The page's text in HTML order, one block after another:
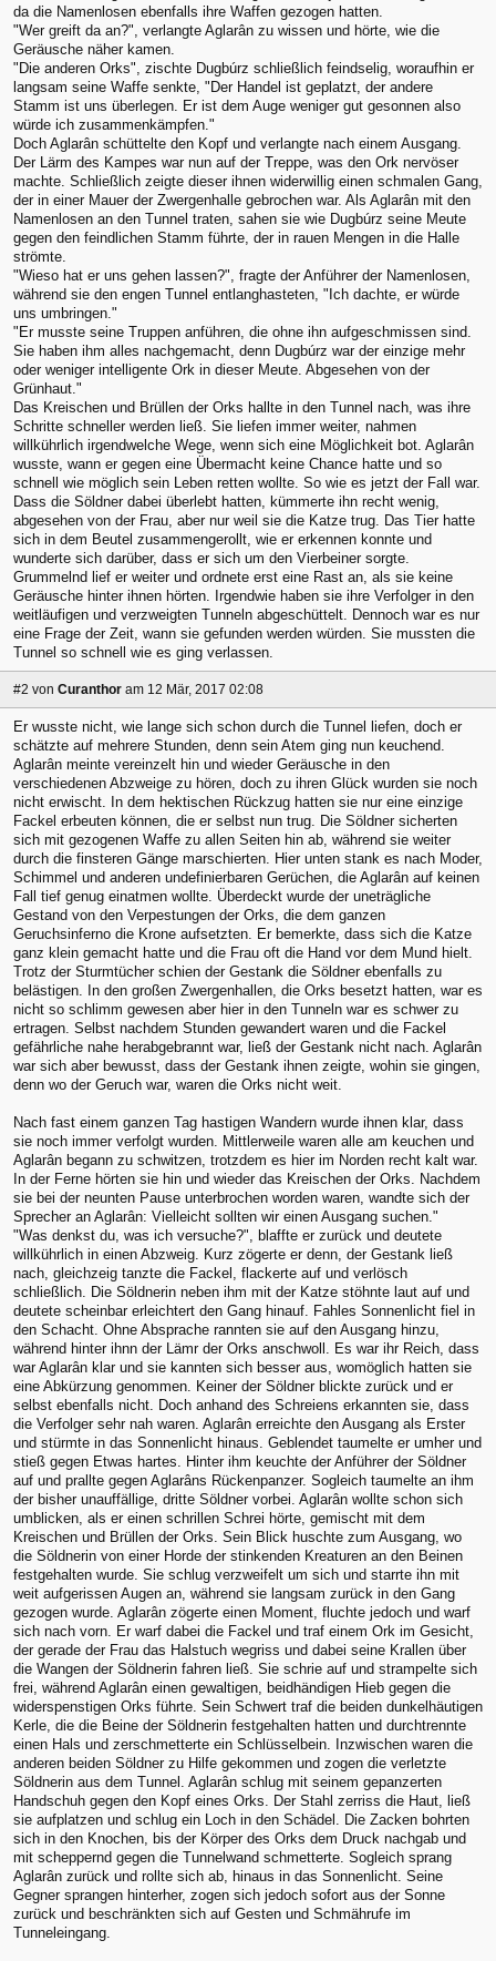
da die Namenlosen ebenfalls ihre Waffen gezogen hatten.
"Wer greift da an?", verlangte Aglarân zu wissen und hörte, wie die
Geräusche näher kamen.
"Die anderen Orks", zischte Dugbúrz schließlich feindselig, woraufhin er
langsam seine Waffe senkte, "Der Handel ist geplatzt, der andere
Stamm ist uns überlegen. Er ist dem Auge weniger gut gesonnen also
würde ich zusammenkämpfen."
Doch Aglarân schüttelte den Kopf und verlangte nach einem Ausgang.
Der Lärm des Kampes war nun auf der Treppe, was den Ork nervöser
machte. Schließlich zeigte dieser ihnen widerwillig einen schmalen Gang,
der in einer Mauer der Zwergenhalle gebrochen war. Als Aglarân mit den
Namenlosen an den Tunnel traten, sahen sie wie Dugbúrz seine Meute
gegen den feindlichen Stamm führte, der in rauen Mengen in die Halle
strömte.
"Wieso hat er uns gehen lassen?", fragte der Anführer der Namenlosen,
während sie den engen Tunnel entlanghasteten, "Ich dachte, er würde
uns umbringen."
"Er musste seine Truppen anführen, die ohne ihn aufgeschmissen sind.
Sie haben ihm alles nachgemacht, denn Dugbúrz war der einzige mehr
oder weniger intelligente Ork in dieser Meute. Abgesehen von der
Grünhaut."
Das Kreischen und Brüllen der Orks hallte in den Tunnel nach, was ihre
Schritte schneller werden ließ. Sie liefen immer weiter, nahmen
willkührlich irgendwelche Wege, wenn sich eine Möglichkeit bot. Aglarân
wusste, wann er gegen eine Übermacht keine Chance hatte und so
schnell wie möglich sein Leben retten wollte. So wie es jetzt der Fall war.
Dass die Söldner dabei überlebt hatten, kümmerte ihn recht wenig,
abgesehen von der Frau, aber nur weil sie die Katze trug. Das Tier hatte
sich in dem Beutel zusammengerollt, wie er erkennen konnte und
wunderte sich darüber, dass er sich um den Vierbeiner sorgte.
Grummelnd lief er weiter und ordnete erst eine Rast an, als sie keine
Geräusche hinter ihnen hörten. Irgendwie haben sie ihre Verfolger in den
weitläufigen und verzweigten Tunneln abgeschüttelt. Dennoch war es nur
eine Frage der Zeit, wann sie gefunden werden würden. Sie mussten die
Tunnel so schnell wie es ging verlassen.
#2 von Curanthor am 12 Mär, 2017 02:08
Er wusste nicht, wie lange sich schon durch die Tunnel liefen, doch er
schätzte auf mehrere Stunden, denn sein Atem ging nun keuchend.
Aglarân meinte vereinzelt hin und wieder Geräusche in den
verschiedenen Abzweige zu hören, doch zu ihren Glück wurden sie noch
nicht erwischt. In dem hektischen Rückzug hatten sie nur eine einzige
Fackel erbeuten können, die er selbst nun trug. Die Söldner sicherten
sich mit gezogenen Waffe zu allen Seiten hin ab, während sie weiter
durch die finsteren Gänge marschierten. Hier unten stank es nach Moder,
Schimmel und anderen undefinierbaren Gerüchen, die Aglarân auf keinen
Fall tief genug einatmen wollte. Überdeckt wurde der uneträgliche
Gestand von den Verpestungen der Orks, die dem ganzen
Geruchsinferno die Krone aufsetzten. Er bemerkte, dass sich die Katze
ganz klein gemacht hatte und die Frau oft die Hand vor dem Mund hielt.
Trotz der Sturmtücher schien der Gestank die Söldner ebenfalls zu
belästigen. In den großen Zwergenhallen, die Orks besetzt hatten, war es
nicht so schlimm gewesen aber hier in den Tunneln war es schwer zu
ertragen. Selbst nachdem Stunden gewandert waren und die Fackel
gefährliche nahe herabgebrannt war, ließ der Gestank nicht nach. Aglarân
war sich aber bewusst, dass der Gestank ihnen zeigte, wohin sie gingen,
denn wo der Geruch war, waren die Orks nicht weit.
Nach fast einem ganzen Tag hastigen Wandern wurde ihnen klar, dass
sie noch immer verfolgt wurden. Mittlerweile waren alle am keuchen und
Aglarân begann zu schwitzen, trotzdem es hier im Norden recht kalt war.
In der Ferne hörten sie hin und wieder das Kreischen der Orks. Nachdem
sie bei der neunten Pause unterbrochen worden waren, wandte sich der
Sprecher an Aglarân: Vielleicht sollten wir einen Ausgang suchen."
"Was denkst du, was ich versuche?", blaffte er zurück und deutete
willkührlich in einen Abzweig. Kurz zögerte er denn, der Gestank ließ
nach, gleichzeig tanzte die Fackel, flackerte auf und verlösch
schließlich. Die Söldnerin neben ihm mit der Katze stöhnte laut auf und
deutete scheinbar erleichtert den Gang hinauf. Fahles Sonnenlicht fiel in
den Schacht. Ohne Absprache rannten sie auf den Ausgang hinzu,
während hinter ihnn der Lämr der Orks anschwoll. Es war ihr Reich, dass
war Aglarân klar und sie kannten sich besser aus, womöglich hatten sie
eine Abkürzung genommen. Keiner der Söldner blickte zurück und er
selbst ebenfalls nicht. Doch anhand des Schreiens erkannten sie, dass
die Verfolger sehr nah waren. Aglarân erreichte den Ausgang als Erster
und stürmte in das Sonnenlicht hinaus. Geblendet taumelte er umher und
stieß gegen Etwas hartes. Hinter ihm keuchte der Anführer der Söldner
auf und prallte gegen Aglarâns Rückenpanzer. Sogleich taumelte an ihm
der bisher unauffällige, dritte Söldner vorbei. Aglarân wollte schon sich
umblicken, als er einen schrillen Schrei hörte, gemischt mit dem
Kreischen und Brüllen der Orks. Sein Blick huschte zum Ausgang, wo
die Söldnerin von einer Horde der stinkenden Kreaturen an den Beinen
festgehalten wurde. Sie schlug verzweifelt um sich und starrte ihn mit
weit aufgerissen Augen an, während sie langsam zurück in den Gang
gezogen wurde. Aglarân zögerte einen Moment, fluchte jedoch und warf
sich nach vorn. Er warf dabei die Fackel und traf einem Ork im Gesicht,
der gerade der Frau das Halstuch wegriss und dabei seine Krallen über
die Wangen der Söldnerin fahren ließ. Sie schrie auf und strampelte sich
frei, während Aglarân einen gewaltigen, beidhändigen Hieb gegen die
widerspenstigen Orks führte. Sein Schwert traf die beiden dunkelhäutigen
Kerle, die die Beine der Söldnerin festgehalten hatten und durchtrennte
einen Hals und zerschmetterte ein Schlüsselbein. Inzwischen waren die
anderen beiden Söldner zu Hilfe gekommen und zogen die verletzte
Söldnerin aus dem Tunnel. Aglarân schlug mit seinem gepanzerten
Handschuh gegen den Kopf eines Orks. Der Stahl zerriss die Haut, ließ
sie aufplatzen und schlug ein Loch in den Schädel. Die Zacken bohrten
sich in den Knochen, bis der Körper des Orks dem Druck nachgab und
mit scheppernd gegen die Tunnelwand schmetterte. Sogleich sprang
Aglarân zurück und rollte sich ab, hinaus in das Sonnenlicht. Seine
Gegner sprangen hinterher, zogen sich jedoch sofort aus der Sonne
zurück und beschränkten sich auf Gesten und Schmährufe im
Tunneleingang.